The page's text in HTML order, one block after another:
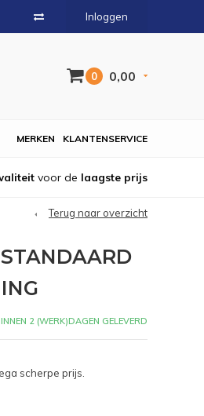
Inloggen
0 0,00
KLANTENSERVICE
MERKEN
voor de laagste prijs
Terug naar overzicht
2 (WERK)DAGEN GELEVERD
scherpe prijs.